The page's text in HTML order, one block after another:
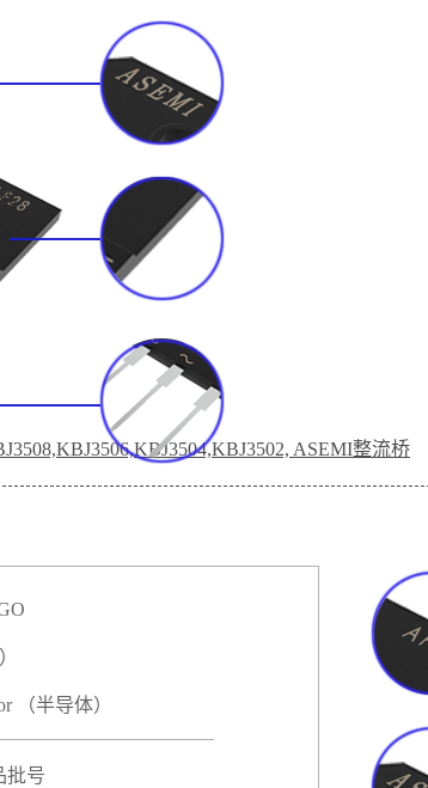
ASEMI整流桥
（半导体）
批号